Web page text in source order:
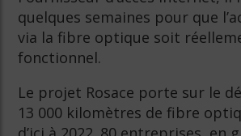
quelques semaines pour que
via la fibre optique soit
fonctionnel.
Le projet Rosace porte sur le
13 000 kilomètres de fibre